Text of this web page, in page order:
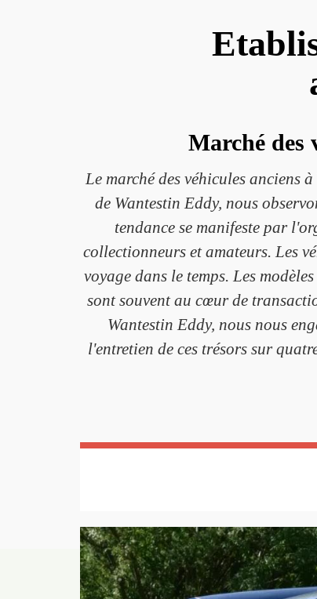
Marché des
Le marché des véhicules anciens
de Wantestin Eddy, nous
tendance se manifeste par
collectionneurs et amateurs. Les
voyage dans le temps. Les
sont souvent au cœur de
Wantestin Eddy, nous nous
l'entretien de ces trésors sur